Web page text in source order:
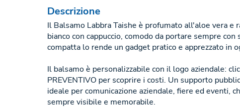
Descrizione
Il Balsamo Labbra Taishe è profumato all'aloe vera e
bianco con cappuccio, comodo da portare sempre con
compatta lo rende un gadget pratico e apprezzato in
Il balsamo è personalizzabile con il logo aziendale:
PREVENTIVO per scoprire i costi. Un supporto
ideale per comunicazione aziendale, fiere ed eventi,
sempre visibile e memorabile.